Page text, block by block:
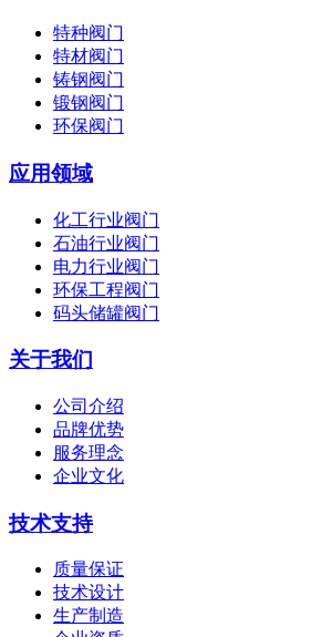
特种阀门
特材阀门
铸钢阀门
锻钢阀门
环保阀门
应用领域
化工行业阀门
石油行业阀门
电力行业阀门
环保工程阀门
码头储罐阀门
关于我们
公司介绍
品牌优势
服务理念
企业文化
技术支持
质量保证
技术设计
生产制造